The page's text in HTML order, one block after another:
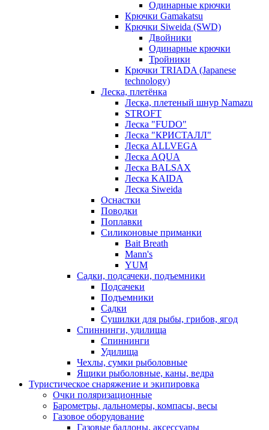
Одинарные крючки
Крючки Gamakatsu
Крючки Siweida (SWD)
Двойники
Одинарные крючки
Тройники
Крючки TRIADA (Japanese
technology)
Леска, плетёнка
Леска, плетеный шнур Namazu
STROFT
Леска "FUDO"
Леска "КРИСТАЛЛ"
Леска ALLVEGA
Леска AQUA
Леска BALSAX
Леска KAIDA
Леска Siweida
Оснастки
Поводки
Поплавки
Силиконовые приманки
Bait Breath
Mann's
YUM
Садки, подсачеки, подъемники
Подсачеки
Подъемники
Садки
Сушилки для рыбы, грибов, ягод
Спиннинги, удилища
Спиннинги
Удилища
Чехлы, сумки рыболовные
Ящики рыболовные, каны, ведра
Туристическое снаряжение и экипировка
Очки поляризационные
Барометры, дальномеры, компасы, весы
Газовое оборудование
Газовые баллоны, аксессуары